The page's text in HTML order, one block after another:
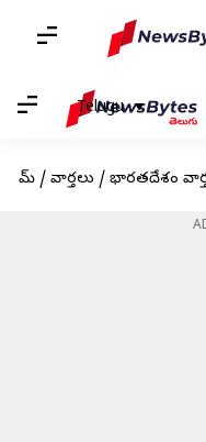
Telugu
హోమ్ / వార్తలు / భారతదేశం